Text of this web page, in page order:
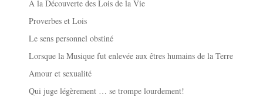
A la Découverte des Lois de la Vie
Proverbes et Lois
Le sens personnel obstiné
Lorsque la Musique fut enlevée aux êtres humains de la Terre
Amour et sexualité
Qui juge légèrement … se trompe lourdement!